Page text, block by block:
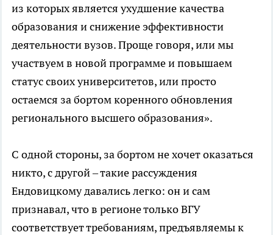
из которых является ухудшение качества
образования и снижение эффективности
деятельности вузов. Проще говоря, или мы
участвуем в новой программе и повышаем
статус своих университетов, или просто
остаемся за бортом коренного обновления
регионального высшего образования».
С одной стороны, за бортом не хочет оказаться
никто, с другой – такие рассуждения
Ендовицкому давались легко: он и сам
признавал, что в регионе только ВГУ
соответствует требованиям, предъявляемы к